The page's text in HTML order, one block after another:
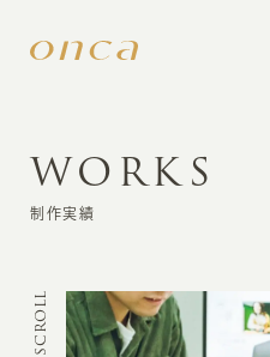
INFORMATION
CREATION
WORKS
制作実績
SCROLL